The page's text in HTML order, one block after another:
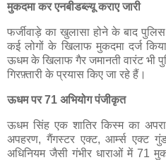
मुकदमा कर एनबीडब्ल्यू कराए जारी
फर्जीवाड़े का खुलासा होने के बाद
कई लोगों के खिलाफ मुकदमा दर्ज
ऊधम के खिलाफ गैर जमानती वारंट भी
गिरफ़्तारी के प्रयास किए जा रहे हैं।
ऊधम पर 71 अभियोग पंजीकृत
ऊधम सिंह एक शातिर किस्म का
अपहरण, गैंगस्टर एक्ट, आर्म्स एक्ट
अधिनियम जैसी गंभीर धाराओं में 71